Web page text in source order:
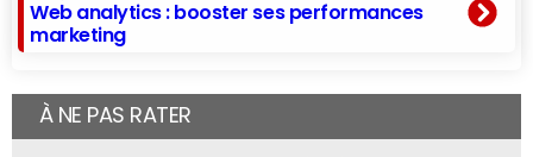
Web analytics : booster ses performances
marketing
À NE PAS RATER